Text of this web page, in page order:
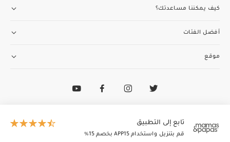
تابع إلى التطبيق
قم بتنزيل واستخدام APP15 بخصم 15٪
كيف يمكننا مساعدتك؟
أفضل الفئات
موقع
الطاير إنسغنيا (ذ.م.م) تدير وتمتلك ماماز وباباز
© 2026 الطاير إنسغنيا (ذ.م.م). جميع الحقوق محفوظة